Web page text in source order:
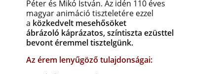
Péter és Mikó István. Az idén 110 éves
magyar animáció tiszteletére ezzel
a közkedvelt mesehősöket
ábrázoló káprázatos,színtiszta ezüsttel
bevont éremmel tisztelgünk.
Az érem lenyűgöző tulajdonságai: